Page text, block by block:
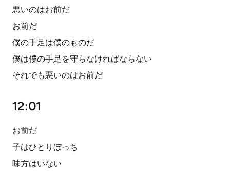
悪いのはお前だ
お前だ
僕の手足は僕のものだ
僕は僕の手足を守らなければならない
それでも悪いのはお前だ
12:01
お前だ
子はひとりぼっち
味方はいない